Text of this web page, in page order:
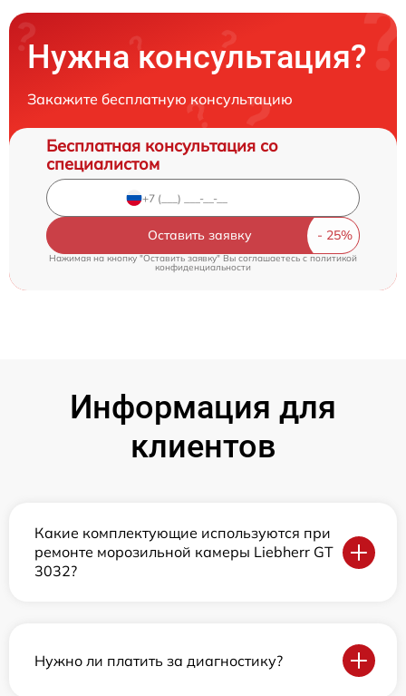
Нужна консультация?
Закажите бесплатную консультацию
Бесплатная консультация со
специалистом
Оставить заявку
Нажимая на кнопку "Оставить заявку" Вы соглашаетесь cполитикой
конфиденциальности
Информация для
клиентов
Какие комплектующие используются при
ремонте морозильной камеры Liebherr GT
3032?
Нужно ли платить за диагностику?